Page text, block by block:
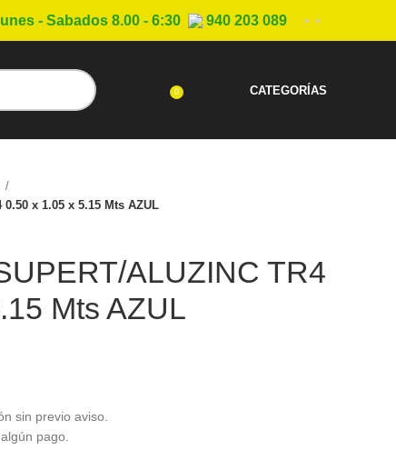
- Sabados 8.00 - 6:30 940 203 089
0 CATEGORÍAS
0.50 x 1.05 x 5.15 Mts AZUL
ALUZINC TR4
Mts AZUL
sin previo aviso.
pago.